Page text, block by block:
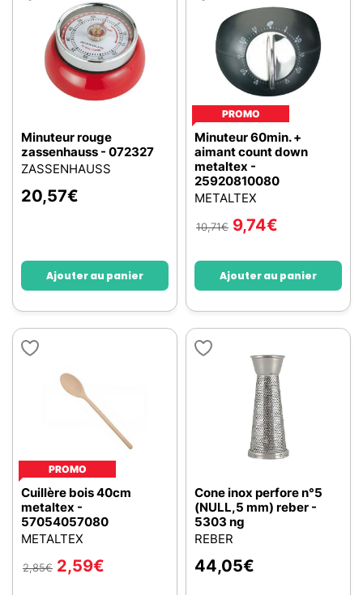
Minuteur rouge
zassenhauss - 072327
ZASSENHAUSS
20,57€
Ajouter au panier
PROMO
Minuteur 60min. +
aimant count down
metaltex -
25920810080
METALTEX
10,71€ 9,74€
Ajouter au panier
PROMO
Cuillère bois 40cm
metaltex -
57054057080
METALTEX
2,85€ 2,59€
Cone inox perfore n°5
(NULL,5 mm) reber -
5303 ng
REBER
44,05€